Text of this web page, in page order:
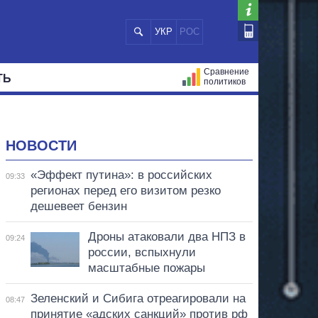
УКР РОС
Сравнение
политиков
НОВОСТИ
09:33
«Эффект путина»: в российских
регионах перед его визитом резко
дешевеет бензин
09:24
Дроны атаковали два НПЗ в
россии, вспыхнули
масштабные пожары
08:47
Зеленский и Сибига отреагировали на
принятие «адских санкций» против рф